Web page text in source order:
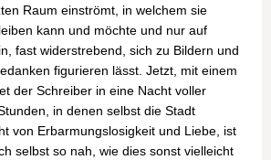
Raum einströmt, in welchem sie
kann und möchte und nur auf
fast widerstrebend, sich zu Bildern und
figurieren lässt. Jetzt, mit einem
der Schreiber in eine Nacht voller
in denen selbst die Stadt
von Erbarmungslosigkeit und Liebe, ist
selbst so nah, wie dies sonst vielleicht